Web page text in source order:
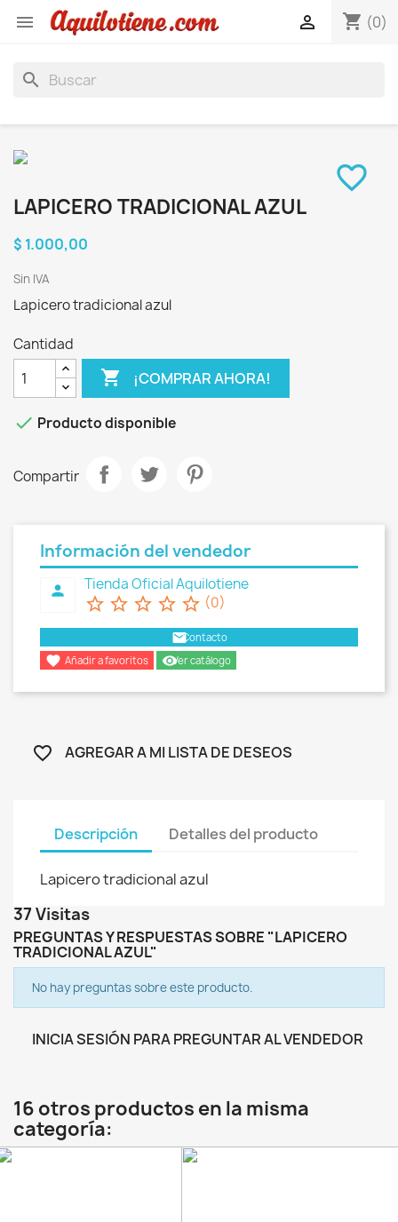
 shopping_cart (0)

search
favorite_border
LAPICERO TRADICIONAL AZUL
$ 1.000,00
Sin IVA
Lapicero tradicional azul
Cantidad
 ¡COMPRAR AHORA!
 Producto disponible
Compartir
Información del vendedor
person Tienda Oficial Aquilotiene
star_border star_border star_border star_border star_border (0)
emailContacto
 Añadir a favoritos remove_red_eyeVer catálogo
favorite_border AGREGAR A MI LISTA DE DESEOS
Descripción Detalles del producto
Lapicero tradicional azul
37 Visitas
PREGUNTAS Y RESPUESTAS SOBRE "LAPICERO
TRADICIONAL AZUL"
No hay preguntas sobre este producto.
INICIA SESIÓN PARA PREGUNTAR AL VENDEDOR
16 otros productos en la misma
categoría: